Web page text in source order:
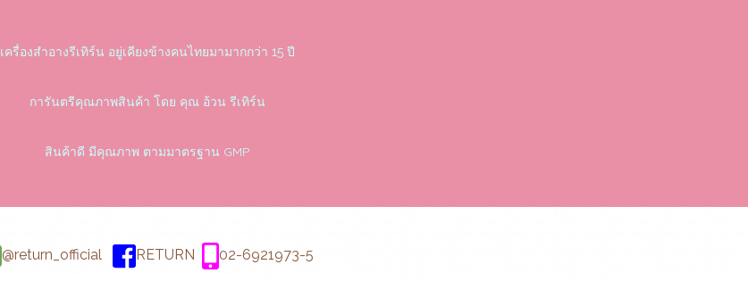
เครื่องสำอางรีเทิร์น อยู่เคียงข้างคนไทยมามากกว่า 15 ปี
การันตรีคุณภาพสินค้า โดย คุณ อ้วน รีเทิร์น
สินค้าดี มีคุณภาพ ตามมาตรฐาน GMP
@return_official RETURN 02-6921973-5